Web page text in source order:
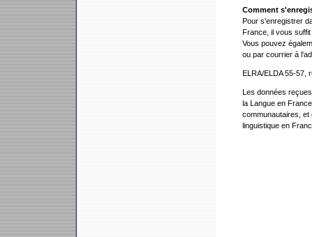
Comment
Pour s'enregistrer
France, il vous
Vous pouvez
ou par courrier à
ELRA/ELDA 55-57,
Les données
la Langue en
communautaires, et
linguistique en